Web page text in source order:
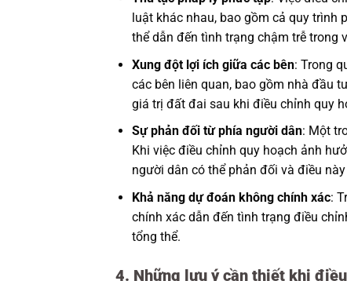
luật khác nhau, bao gồm cả quy trình
thể dẫn đến tình trạng chậm trễ trong
Xung đột lợi ích giữa các bên: Trong
các bên liên quan, bao gồm nhà đầu
giá trị đất đai sau khi điều chỉnh quy
Sự phản đối từ phía người dân: Một
Khi việc điều chỉnh quy hoạch ảnh
người dân có thể phản đối và điều
Khả năng dự đoán không chính xác:
chính xác dẫn đến tình trạng điều
tổng thể.
4. Những lưu ý cần thiết khi